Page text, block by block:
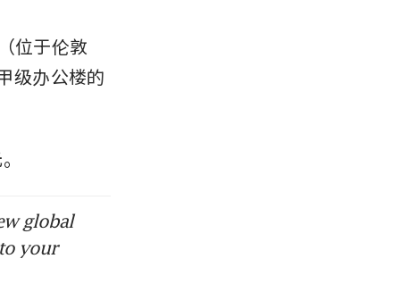
位于伦敦
级办公楼的
global
your